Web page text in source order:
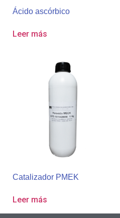
Ácido ascórbico
Leer más
Catalizador PMEK
Leer más